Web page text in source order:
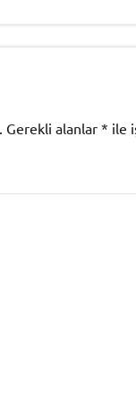
Gerekli alanlar * ile